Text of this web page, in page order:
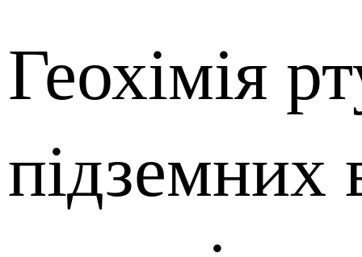
Геохімія
підземних